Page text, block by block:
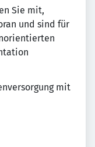
Sie mit,
und sind für
mit